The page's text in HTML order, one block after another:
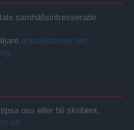
samhällsintresserade
anna@sasser.net
.
oss eller bli skribent.